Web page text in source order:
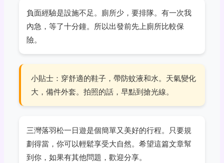
負面經驗是設施不足。廁所少，要排隊。有一次我
內急，等了十分鐘。所以出發前先上廁所比較保
險。
小貼士：穿舒適的鞋子，帶防蚊液和水。天氣變化
大，備件外套。拍照的話，早點到搶光線。
三灣落羽松一日遊是個簡單又美好的行程。只要規
劃得當，你可以輕鬆享受大自然。希望這篇文章幫
到你，如果有其他問題，歡迎分享。